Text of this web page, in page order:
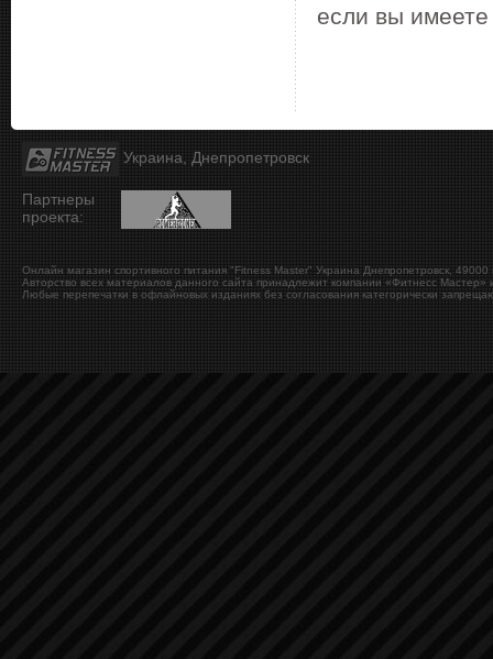
если вы
Украина, Днепропетровск
Партнеры
проекта:
Онлайн магазин спортивного питания "Fitness Master" Украина Днепропетровск, 49000
Авторство всех материалов данного сайта принадлежит компании «Фитнесс Мастер»
Любые перепечатки в офлайновых изданиях без согласования категорически